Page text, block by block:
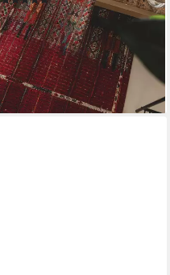
Küche
ab 49,00 € UVP69,00 €
-29%
lieferbar - in 3-4 Werktagen bei dir